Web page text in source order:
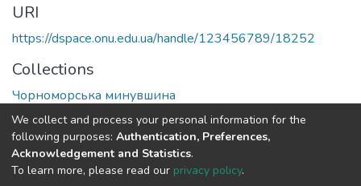
URI
https://dspace.onu.edu.ua/handle/123456789/18252
Collections
Чорноморська минувшина
Full item page
DSpace software copyright © 2009-2026
We collect and process your personal information for the
following purposes: Authentication, Preferences,
Acknowledgement and Statistics.
To learn more, please read our privacy policy.